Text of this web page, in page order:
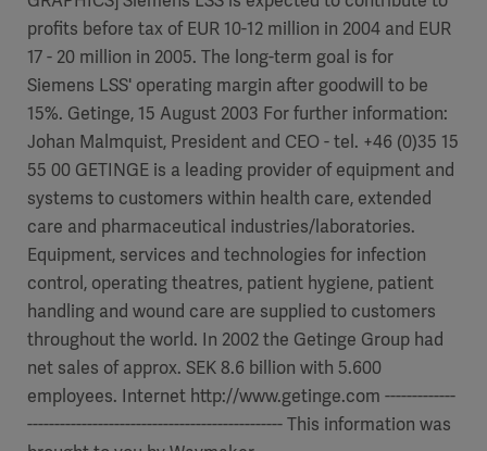
profits before tax of EUR 10-12 million in 2004 and EUR
17 - 20 million in 2005. The long-term goal is for
Siemens LSS' operating margin after goodwill to be
15%. Getinge, 15 August 2003 For further information:
Johan Malmquist, President and CEO - tel. +46 (0)35 15
55 00 GETINGE is a leading provider of equipment and
systems to customers within health care, extended
care and pharmaceutical industries/laboratories.
Equipment, services and technologies for infection
control, operating theatres, patient hygiene, patient
handling and wound care are supplied to customers
throughout the world. In 2002 the Getinge Group had
net sales of approx. SEK 8.6 billion with 5.600
employees. Internet http://www.getinge.com -------------
----------------------------------------------- This information was